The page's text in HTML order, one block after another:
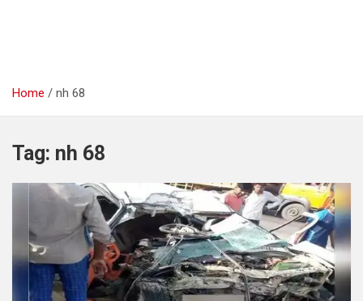
Home nh 68
Tag: nh 68